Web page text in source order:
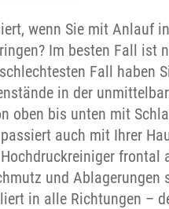
wenn Sie mit Anlauf
Im besten Fall ist
Fall haben
in der
oben bis unten mit
auch mit Ihrer
frontal
und Ablagerungen
in alle Richtungen –